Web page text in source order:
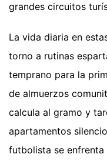
grandes circuitos
La vida diaria en
torno a rutinas
temprano para la
de almuerzos
calcula al gramo y
apartamentos
futbolista se enfrenta